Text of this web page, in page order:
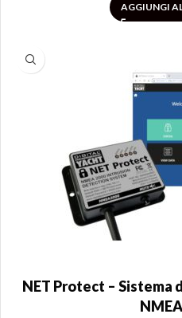
AGGIUNGI
NET Protect – Sistema